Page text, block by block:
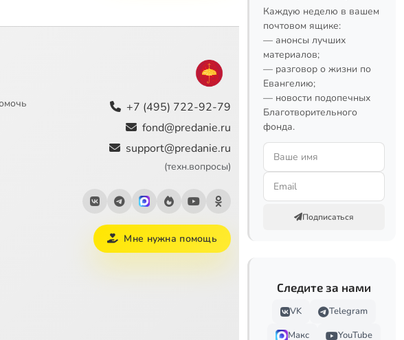
+7 (495) 722-92-79
fond@predanie.ru
support@predanie.ru
(техн.вопросы)
Мне нужна помощь
Каждую неделю в вашем
почтовом ящике:
— анонсы лучших
материалов;
— разговор о жизни по
Евангелию;
— новости подопечных
Благотворительного
фонда.
Подписаться
Следите за нами
VK
Telegram
Макс
YouTube